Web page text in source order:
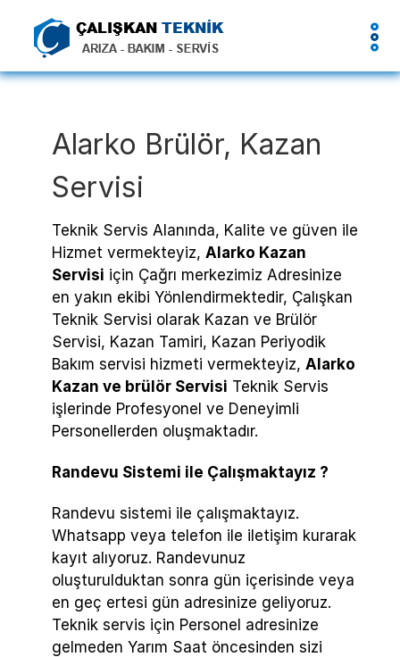
Alarko Brülör, Kazan
Servisi
Teknik Servis Alanında, Kalite ve güven ile
Hizmet vermekteyiz, Alarko Kazan
Servisi için Çağrı merkezimiz Adresinize
en yakın ekibi Yönlendirmektedir, Çalışkan
Teknik Servisi olarak Kazan ve Brülör
Servisi, Kazan Tamiri, Kazan Periyodik
Bakım servisi hizmeti vermekteyiz, Alarko
Kazan ve brülör Servisi Teknik Servis
işlerinde Profesyonel ve Deneyimli
Personellerden oluşmaktadır.
Randevu Sistemi ile Çalışmaktayız ?
Randevu sistemi ile çalışmaktayız.
Whatsapp veya telefon ile iletişim kurarak
kayıt alıyoruz. Randevunuz
oluşturulduktan sonra gün içerisinde veya
en geç ertesi gün adresinize geliyoruz.
Teknik servis için Personel adresinize
gelmeden Yarım Saat öncesinden sizi